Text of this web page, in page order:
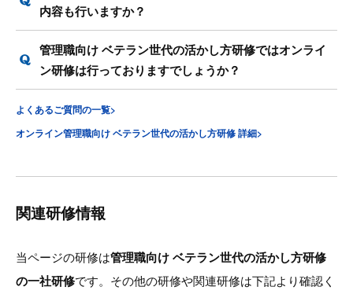
内容も行いますか？
管理職向け ベテラン世代の活かし方研修ではオンライ
ン研修は行っておりますでしょうか？
よくあるご質問の一覧>
オンライン管理職向け ベテラン世代の活かし方研修 詳細>
関連研修情報
当ページの研修は管理職向け ベテラン世代の活かし方研修
の一社研修です。その他の研修や関連研修は下記より確認く